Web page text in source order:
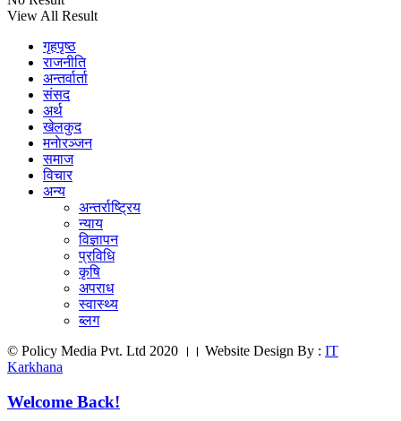
View All Result
गृहपृष्ठ
राजनीति
अन्तर्वार्ता
संसद
अर्थ
खेलकुद
मनाेरञ्जन
समाज
विचार
अन्य
अन्तर्राष्ट्रिय
न्याय
विज्ञापन
प्रविधि
कृषि
अपराध
स्वास्थ्य
ब्लग
© Policy Media Pvt. Ltd 2020 ।। Website Design By : IT
Karkhana
Welcome Back!